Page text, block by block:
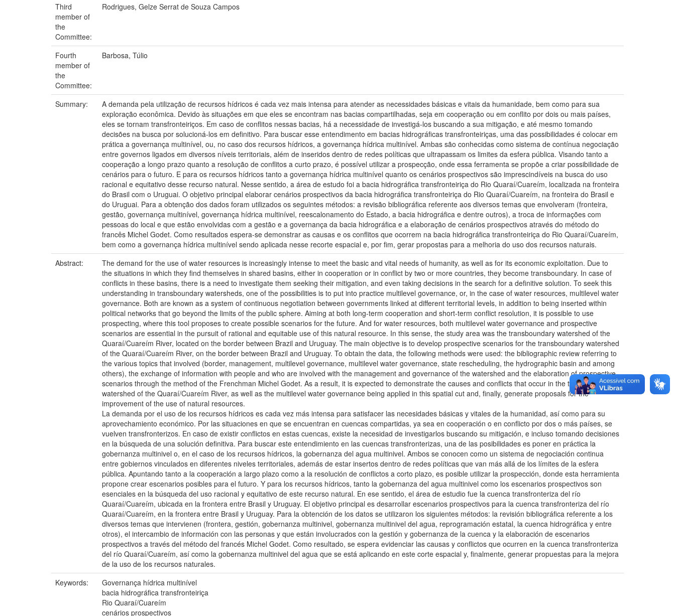
Third
member of
the
Committee:
Rodrigues, Gelze Serrat de Souza Campos
Fourth
member of
the
Committee:
Barbosa, Túlio
Summary:
A demanda pela utilização de recursos hídricos é cada vez mais intensa para atender as necessidades básicas e vitais da humanidade, bem como para sua
exploração econômica. Devido às situações em que eles se encontram nas bacias compartilhadas, seja em cooperação ou em conflito por dois ou mais países,
eles se tornam transfronteiriços. Em caso de conflitos nessas bacias, há a necessidade de investigá-los buscando a sua mitigação, e até mesmo tomando
decisões na busca por solucioná-los em definitivo. Para buscar esse entendimento em bacias hidrográficas transfronteiriças, uma das possibilidades é colocar em
prática a governança multinível, ou, no caso dos recursos hídricos, a governança hídrica multinível. Ambas são conhecidas como sistema de contínua negociação
entre governos ligados em diversos níveis territoriais, além de inseridos dentro de redes políticas que ultrapassam os limites da esfera pública. Visando tanto a
cooperação a longo prazo quanto a resolução de conflitos a curto prazo, é possível utilizar a prospecção, onde essa ferramenta se propõe a criar possibilidade de
cenários para o futuro. E para os recursos hídricos tanto a governança hídrica multinível quanto os cenários prospectivos são imprescindíveis na busca do uso
racional e equitativo desse recurso natural. Nesse sentido, a área de estudo foi a bacia hidrográfica transfronteiriça do Rio Quaraí/Cuareím, localizada na fronteira
do Brasil com o Uruguai. O objetivo principal elaborar cenários prospectivos da bacia hidrográfica transfronteiriça do Rio Quaraí/Cuareím, na fronteira do Brasil e
do Uruguai. Para a obtenção dos dados foram utilizados os seguintes métodos: a revisão bibliográfica referente aos diversos temas que envolveram (fronteira,
gestão, governança multinível, governança hídrica multinível, reescalonamento do Estado, a bacia hidrográfica e dentre outros), a troca de informações com
pessoas do local e que estão envolvidas com a gestão e a governança da bacia hidrográfica e a elaboração de cenários prospectivos através do método do
francês Michel Godet. Como resultados espera-se demonstrar as causas e os conflitos que ocorrem na bacia hidrográfica transfronteiriça do Rio Quaraí/Cuareím,
bem como a governança hídrica multinível sendo aplicada nesse recorte espacial e, por fim, gerar propostas para a melhoria do uso dos recursos naturais.
Abstract:
The demand for the use of water resources is increasingly intense to meet the basic and vital needs of humanity, as well as for its economic exploitation. Due to
the situations in which they find themselves in shared basins, either in cooperation or in conflict by two or more countries, they become transboundary. In case of
conflicts in these basins, there is a need to investigate them seeking their mitigation, and even taking decisions in the search for a definitive solution. To seek this
understanding in transboundary watersheds, one of the possibilities is to put into practice multilevel governance, or, in the case of water resources, multilevel water
governance. Both are known as a system of continuous negotiation between governments linked at different territorial levels, in addition to being inserted within
political networks that go beyond the limits of the public sphere. Aiming at both long-term cooperation and short-term conflict resolution, it is possible to use
prospecting, where this tool proposes to create possible scenarios for the future. And for water resources, both multilevel water governance and prospective
scenarios are essential in the pursuit of rational and equitable use of this natural resource. In this sense, the study area was the transboundary watershed of the
Quaraí/Cuareím River, located on the border between Brazil and Uruguay. The main objective is to develop prospective scenarios for the transboundary watershed
of the Quaraí/Cuareím River, on the border between Brazil and Uruguay. To obtain the data, the following methods were used: the bibliographic review referring to
the various topics that involved (border, management, multilevel governance, multilevel water governance, state rescheduling, the hydrographic basin and among
others), the exchange of information with people and who are involved with the management and governance of the watershed and the elaboration of prospective
scenarios through the method of the Frenchman Michel Godet. As a result, it is expected to demonstrate the causes and conflicts that occur in the transboundary
watershed of the Quaraí/Cuareím River, as well as the multilevel water governance being applied in this spatial cut and, finally, generate proposals for the
improvement of the use of natural resources.
La demanda por el uso de los recursos hídricos es cada vez más intensa para satisfacer las necesidades básicas y vitales de la humanidad, así como para su
aprovechamiento económico. Por las situaciones en que se encuentran en cuencas compartidas, ya sea en cooperación o en conflicto por dos o más países, se
vuelven transfronterizos. En caso de existir conflictos en estas cuencas, existe la necesidad de investigarlos buscando su mitigación, e incluso tomando decisiones
en la búsqueda de una solución definitiva. Para buscar este entendimiento en las cuencas transfronterizas, una de las posibilidades es poner en práctica la
gobernanza multinivel o, en el caso de los recursos hídricos, la gobernanza del agua multinivel. Ambos se conocen como un sistema de negociación continua
entre gobiernos vinculados en diferentes niveles territoriales, además de estar insertos dentro de redes políticas que van más allá de los límites de la esfera
pública. Apuntando tanto a la cooperación a largo plazo como a la resolución de conflictos a corto plazo, es posible utilizar la prospección, donde esta herramienta
propone crear escenarios posibles para el futuro. Y para los recursos hídricos, tanto la gobernanza del agua multinivel como los escenarios prospectivos son
esenciales en la búsqueda del uso racional y equitativo de este recurso natural. En ese sentido, el área de estudio fue la cuenca transfronteriza del río
Quaraí/Cuareím, ubicada en la frontera entre Brasil y Uruguay. El objetivo principal es desarrollar escenarios prospectivos para la cuenca transfronteriza del río
Quaraí/Cuareím, en la frontera entre Brasil y Uruguay. Para la obtención de los datos se utilizaron los siguientes métodos: la revisión bibliográfica referente a los
diversos temas que intervienen (frontera, gestión, gobernanza multinivel, gobernanza multinivel del agua, reprogramación estatal, la cuenca hidrográfica y entre
otros), el intercambio de información con las personas y que están involucrados con la gestión y gobernanza de la cuenca y la elaboración de escenarios
prospectivos a través del método del francés Michel Godet. Como resultado, se espera evidenciar las causas y conflictos que ocurren en la cuenca transfronteriza
del río Quaraí/Cuareím, así como la gobernanza multinivel del agua que se está aplicando en este corte espacial y, finalmente, generar propuestas para la mejora
de la uso de los recursos naturales.
Keywords:
Governança hídrica multinível
bacia hidrográfica transfronteiriça
Rio Quaraí/Cuareím
cenários prospectivos